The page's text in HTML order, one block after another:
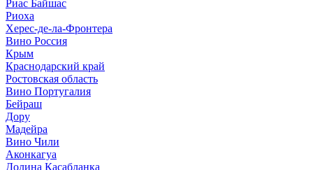
Риас Байшас
Риоха
Херес-де-ла-Фронтера
Вино Россия
Крым
Краснодарский край
Ростовская область
Вино Португалия
Бейраш
Дору
Мадейра
Вино Чили
Аконкагуа
Долина Касабланка